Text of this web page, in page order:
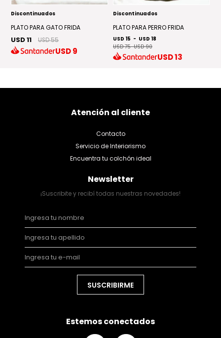
Discontinuados
PLATO PARA GATO FRIDA
USD 11 USD 55
USD9
Discontinuados
PLATO PARA PERRO FRIDA
USD 15 - USD 18
USD 75-USD 90
USD13
Atención al cliente
Contacto
Servicio de Interiorismo
Encuentra tu colchón ideal
Newsletter
¡Suscribite y recibí todas nuestras novedades!
SUSCRIBIRME
Estemos conectados